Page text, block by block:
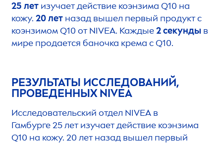
25 лет изучает действие коэнзима Q10 на
кожу. 20 лет назад вышел первый продукт с
коэнзимом Q10 отNIVEA. Каждые2 секунды в
мире продается баночка крема с Q10.
РЕЗУЛЬТАТЫ ИССЛЕДОВАНИЙ,
ПРОВЕДЕННЫХNIVEA
Исследовательский отдел NIVEA в
Гамбурге 25 лет изучает действие коэнзима
Q10 на кожу. 20 лет назад вышел первый